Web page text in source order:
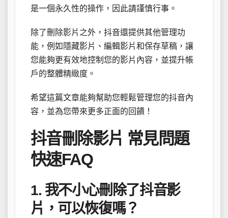
是一個永久性的操作，因此請謹慎行事。
除了刪除影片之外，抖音還提供其他管理功
能，例如隱藏影片、編輯影片和保存草稿，讓
您能夠更有效地控制您的影片內容，並提升帳
戶的整體精緻度。
希望這篇文章能夠幫助您輕鬆管理您的抖音內
容，並為您帶來更多正面的回饋！
抖音刪除影片 常見問題
快速FAQ
1. 我不小心刪除了抖音影
片，可以恢復嗎？